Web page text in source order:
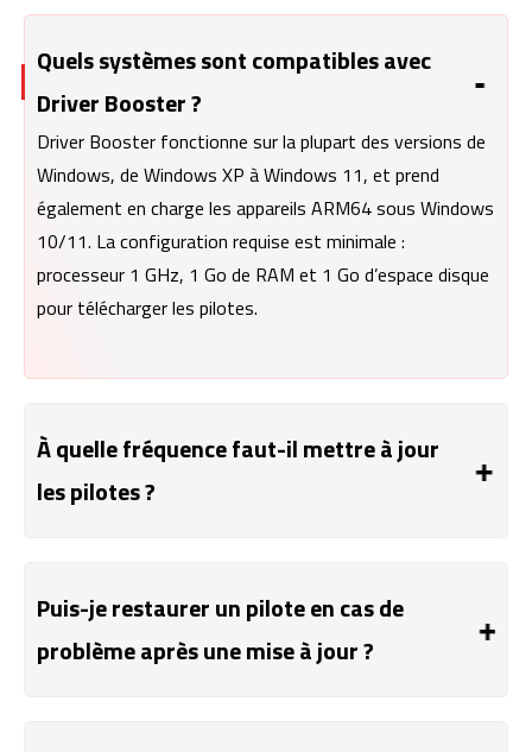
Quels systèmes sont compatibles avec
Driver Booster ?
Driver Booster fonctionne sur la plupart des versions de
Windows, de Windows XP à Windows 11, et prend
également en charge les appareils ARM64 sous Windows
10/11. La configuration requise est minimale :
processeur 1 GHz, 1 Go de RAM et 1 Go d’espace disque
pour télécharger les pilotes.
À quelle fréquence faut-il mettre à jour
les pilotes ?
de détecter automatiquement les pilotes obsolètes et
d’assurer compatibilité matérielle, sécurité et
performances optimales.
Puis-je restaurer un pilote en cas de
problème après une mise à jour ?